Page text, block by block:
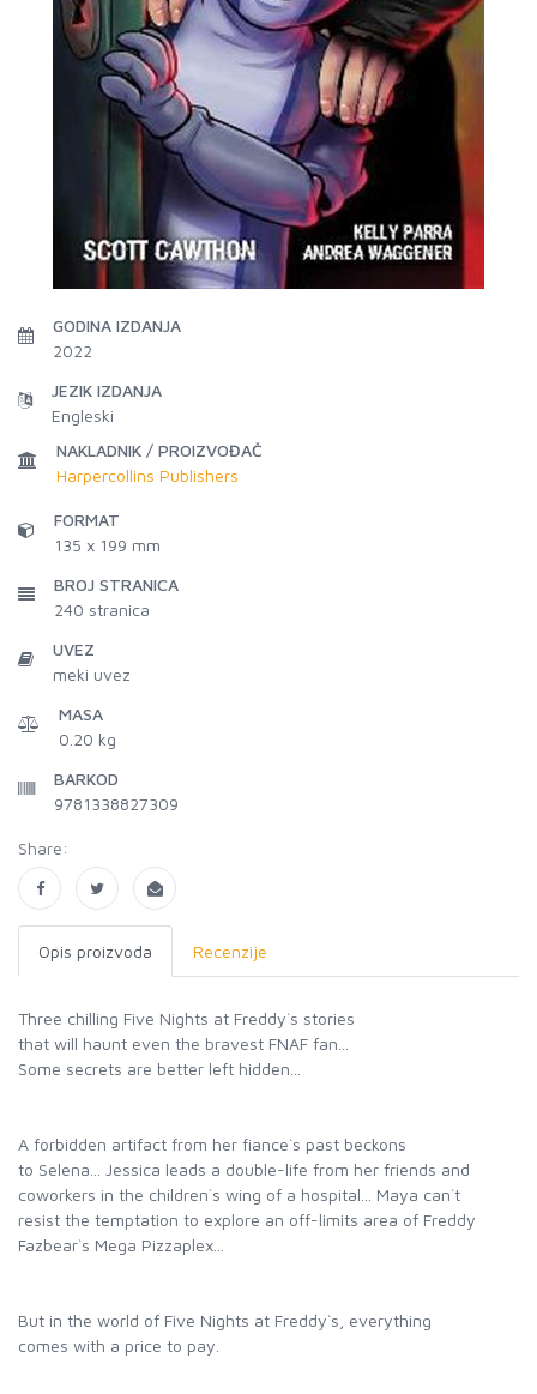
GODINA IZDANJA
2022
JEZIK IZDANJA
Engleski
NAKLADNIK / PROIZVOĐAČ
Harpercollins Publishers
FORMAT
135 x 199 mm
BROJ STRANICA
240 stranica
UVEZ
meki uvez
MASA
0.20 kg
BARKOD
9781338827309
Share:
Opis proizvoda Recenzije
Three chilling Five Nights at Freddy`s stories
that will haunt even the bravest FNAF fan...
Some secrets are better left hidden...
A forbidden artifact from her fiance`s past beckons
to Selena... Jessica leads a double-life from her friends and
coworkers in the children`s wing of a hospital... Maya can`t
resist the temptation to explore an off-limits area of Freddy
Fazbear`s Mega Pizzaplex...
But in the world of Five Nights at Freddy`s, everything
comes with a price to pay.